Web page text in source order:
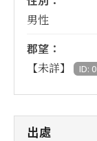
男性
郡望：
【未詳】 ID: 0
出處